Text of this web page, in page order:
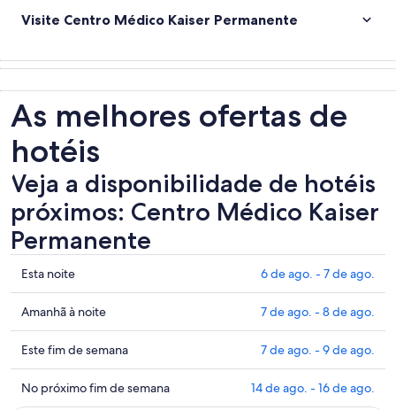
Visite Centro Médico Kaiser Permanente
As melhores ofertas de
hotéis
Veja a disponibilidade de hotéis
próximos: Centro Médico Kaiser
Permanente
Mostrar
preços
perto
de
Centro
Médico
Kaiser
Permanente
Esta noite 6 de ago. - 7 de ago.
Mostrar
preços
perto
de
Centro
Médico
Amanhã à noite 7 de ago. - 8 de ago.
Mostrar
preços
perto
de
Este fim de semana 7 de ago. - 9 de ago.
Mostrar
No próximo fim de semana 14 de ago. - 16 de ago.